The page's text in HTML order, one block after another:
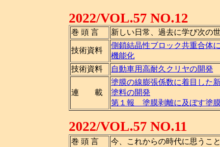
2022/VOL.57 NO.12
巻 頭 言 新しい日常、過去に学び次の
技術資料
側鎖結晶性ブロック共重合体
機能化
技術資料
自動車用高耐久クリヤの開発
連 載
塗膜の線膨張係数に着目した
塗料の開発
第１報 塗膜剥離に及ぼす塗
2022/VOL.57 NO.11
巻 頭 言 今、これからの時代に思うこ